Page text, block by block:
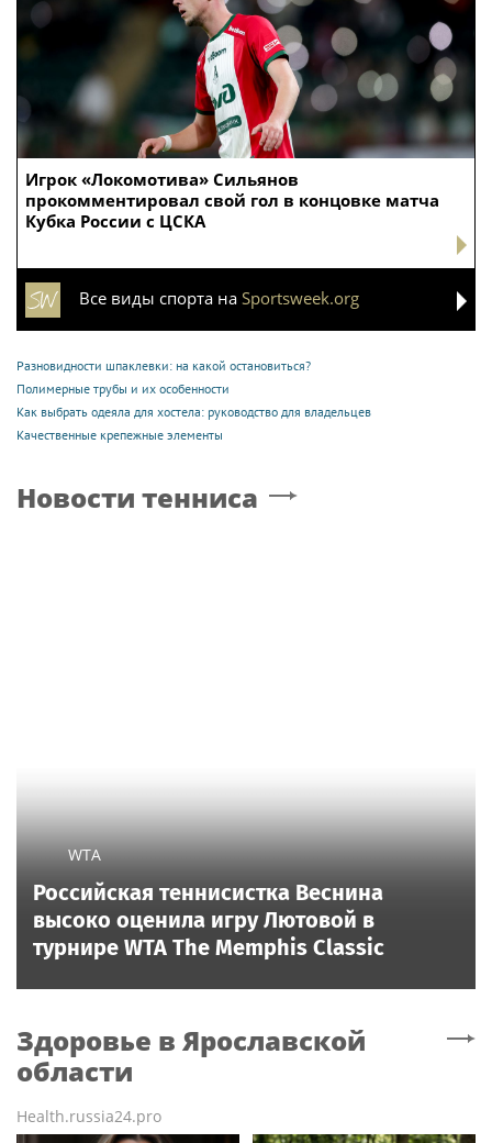
Игрок «Локомотива» Сильянов
прокомментировал свой гол в концовке матча
Кубка России с ЦСКА
Все виды спорта на Sportsweek.org
Разновидности шпаклевки: на какой остановиться?
Полимерные трубы и их особенности
Как выбрать одеяла для хостела: руководство для владельцев
Качественные крепежные элементы
Новости тенниса
WTA
Российская теннисистка Веснина
высоко оценила игру Лютовой в
турнире WTA The Memphis Classic
Здоровье в Ярославской
области
Health.russia24.pro